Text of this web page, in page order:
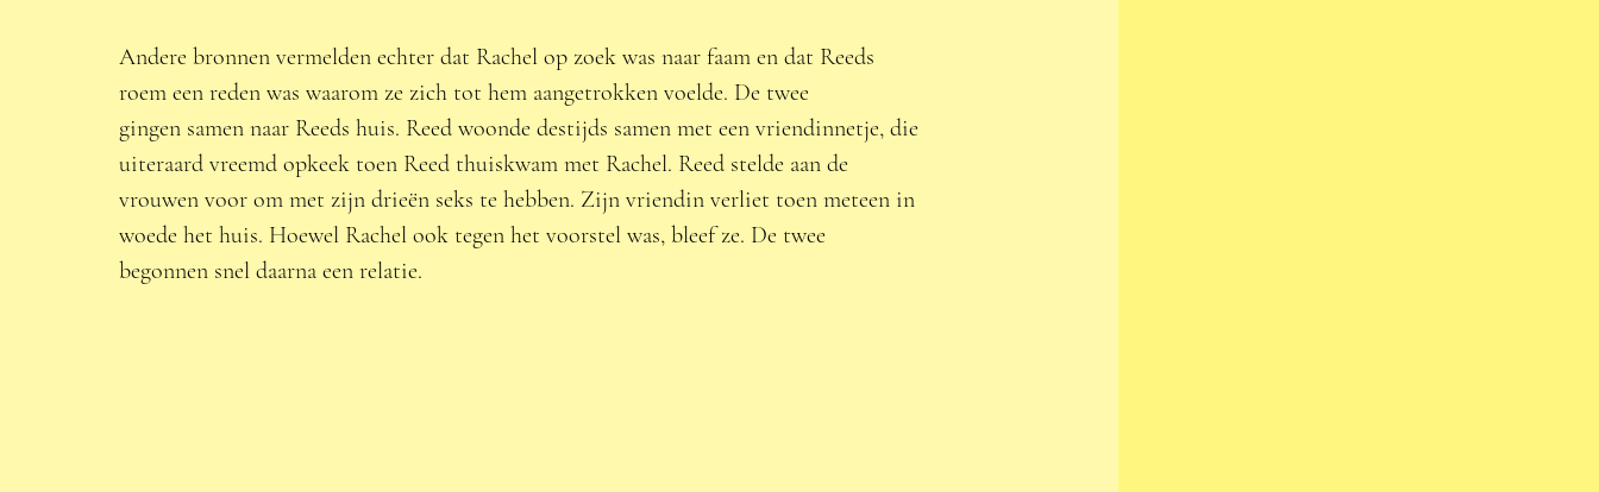
Andere bronnen vermelden echter dat Rachel op zoek was naar faam en dat Reeds
roem een reden was waarom ze zich tot hem aangetrokken voelde. De twee
gingen samen naar Reeds huis. Reed woonde destijds samen met een vriendinnetje, die
uiteraard vreemd opkeek toen Reed thuiskwam met Rachel. Reed stelde aan de
vrouwen voor om met zijn drieën seks te hebben. Zijn vriendin verliet toen meteen in
woede het huis. Hoewel Rachel ook tegen het voorstel was, bleef ze. De twee
begonnen snel daarna een relatie.